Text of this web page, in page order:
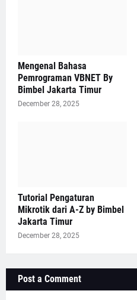
Mengenal Bahasa
Pemrograman VBNET By
Bimbel Jakarta Timur
December 28, 2025
Tutorial Pengaturan
Mikrotik dari A-Z by Bimbel
Jakarta Timur
December 28, 2025
Post a Comment